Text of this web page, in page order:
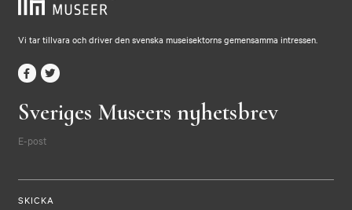
Vi tar tillvara och driver den svenska museisektorns gemensamma intressen.
Sveriges Museers nyhetsbrev
E-post